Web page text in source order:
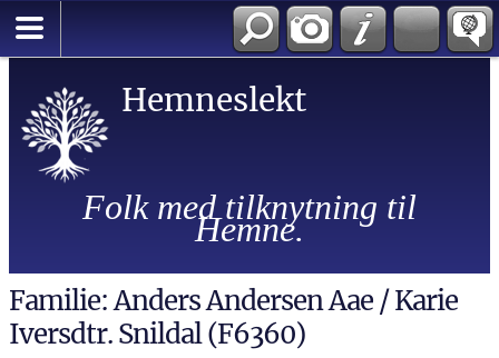
Hemneslekt
Folk med tilknytning til
Hemne.
Familie: Anders Andersen Aae / Karie
Iversdtr. Snildal (F6360)